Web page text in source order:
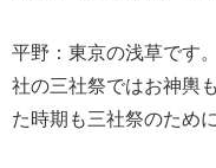
平野：東京の浅草です
社の三社祭ではお神輿
た時期も三社祭のため